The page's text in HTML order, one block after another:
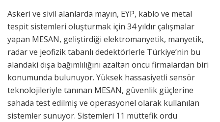
Askeri ve sivil alanlarda mayın, EYP, kablo ve metal
tespit sistemleri oluşturmak için 34 yıldır çalışmalar
yapan MESAN, geliştirdiği elektromanyetik, manyetik,
radar ve jeofizik tabanlı dedektörlerle Türkiye’nin bu
alandaki dışa bağımlılığını azaltan öncü firmalardan biri
konumunda bulunuyor. Yüksek hassasiyetli sensör
teknolojileriyle tanınan MESAN, güvenlik güçlerine
sahada test edilmiş ve operasyonel olarak kullanılan
sistemler sunuyor. Sistemleri 11 müttefik ordu